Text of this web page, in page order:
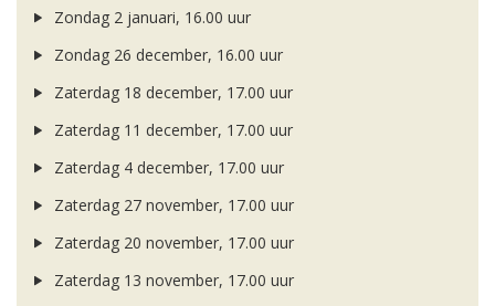
Zondag 2 januari, 16.00 uur
Zondag 26 december, 16.00 uur
Zaterdag 18 december, 17.00 uur
Zaterdag 11 december, 17.00 uur
Zaterdag 4 december, 17.00 uur
Zaterdag 27 november, 17.00 uur
Zaterdag 20 november, 17.00 uur
Zaterdag 13 november, 17.00 uur